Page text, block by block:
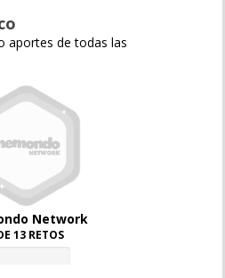
aportes de todas las
Network
13 RETOS